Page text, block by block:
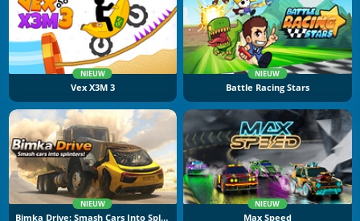
NIEUW
Vex X3M 3
NIEUW
Battle Racing Stars
NIEUW
Bimka Drive: Smash Cars Into Splinters
NIEUW
Max Speed